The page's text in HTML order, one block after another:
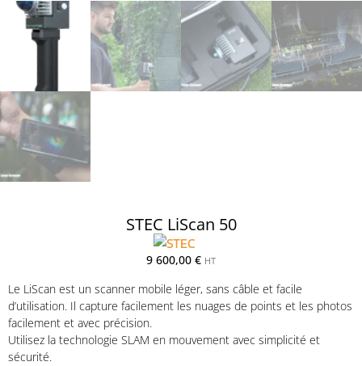
STEC LiScan 50
9 600,00 € HT
Le LiScan est un scanner mobile léger, sans câble et facile
d’utilisation. Il capture facilement les nuages de points et les photos
facilement et avec précision.
Utilisez la technologie SLAM en mouvement avec simplicité et
sécurité.